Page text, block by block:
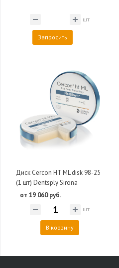
шт
Запросить
Диск Cercon HT ML disk 98-25
(1 шт) Dentsply Sirona
от 19 060 руб.
шт
В корзину